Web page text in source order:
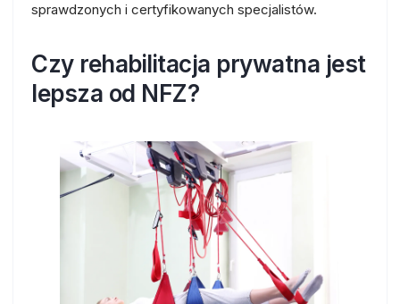
sprawdzonych i certyfikowanych specjalistów.
Czy rehabilitacja prywatna jest
lepsza od NFZ?